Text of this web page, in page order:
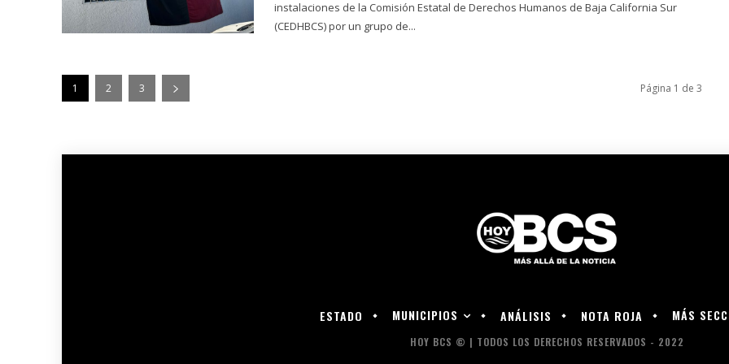
instalaciones de la Comisión Estatal de Derechos Humanos de Baja California Sur
(CEDHBCS) por un grupo de...
1 2 3 Página 1 de 3
ESTADO MUNICIPIOS ANÁLISIS NOTA ROJA MÁS
HOY BCS © | TODOS LOS DERECHOS RESERVADOS - 2022